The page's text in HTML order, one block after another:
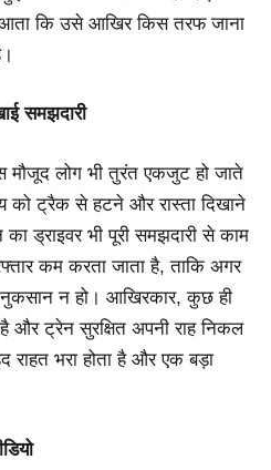
कि उसे आखिर किस तरफ जाना
समझदारी
लोग भी तुरंत एकजुट हो जाते
को ट्रैक से हटने और रास्ता दिखाने
ड्राइवर भी पूरी समझदारी से काम
कम करता जाता है, ताकि अगर
न हो। आखिरकार, कुछ ही
और ट्रेन सुरक्षित अपनी राह निकल
राहत भरा होता है और एक बड़ा